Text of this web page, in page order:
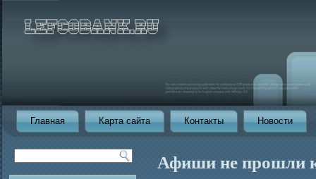
Главная Карта сайта Контакты Новости
Афиши не прошли